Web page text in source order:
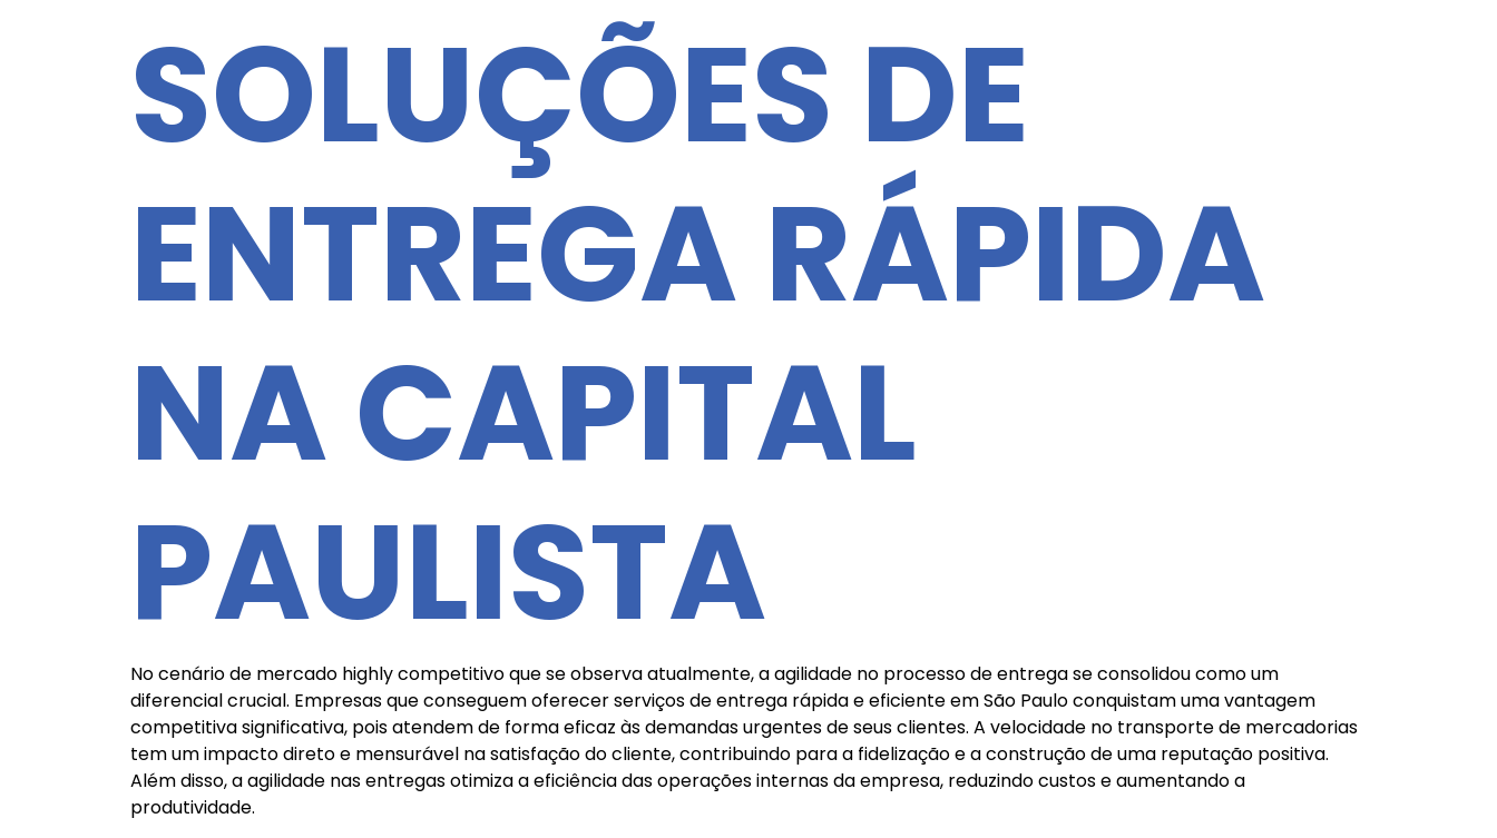
SOLUÇÕES DE
ENTREGA RÁPIDA
NA CAPITAL
PAULISTA
No cenário de mercado highly competitivo que se observa atualmente, a agilidade no processo de entrega se consolidou como um
diferencial crucial. Empresas que conseguem oferecer serviços de entrega rápida e eficiente em São Paulo conquistam uma vantagem
competitiva significativa, pois atendem de forma eficaz às demandas urgentes de seus clientes. A velocidade no transporte de mercadorias
tem um impacto direto e mensurável na satisfação do cliente, contribuindo para a fidelização e a construção de uma reputação positiva.
Além disso, a agilidade nas entregas otimiza a eficiência das operações internas da empresa, reduzindo custos e aumentando a
produtividade.